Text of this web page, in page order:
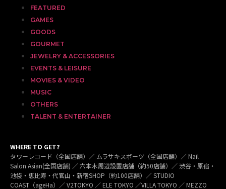
FEATURED
GAMES
GOODS
GOURMET
JEWELRY & ACCESSORIES
EVENTS & LEISURE
MOVIES & VIDEO
MUSIC
OTHERS
TALENT & ENTERTAINER
WHERE TO GET?
タワーレコード（全国店舗）／ ムラサキスポーツ（全国店舗）／ Nail
Salon Asian(全国店舗) ／ 六本木周辺設置店舗（約50店舗）／ 渋谷・原宿・
池袋・恵比寿・代官山・新宿SHOP（約100店舗）／ STUDIO
COAST（ageHa）／ V2TOKYO ／ ELE TOKYO ／VILLA TOKYO ／ MEZZO